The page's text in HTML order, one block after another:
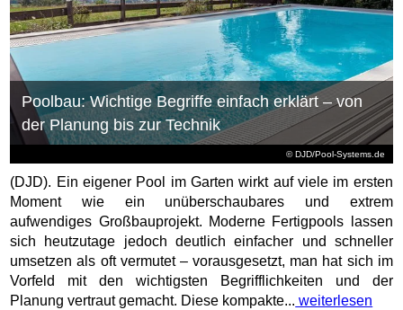
© DJD/Pool-Systems.de
Poolbau: Wichtige Begriffe einfach erklärt – von
der Planung bis zur Technik
(DJD). Ein eigener Pool im Garten wirkt auf viele im ersten
Moment wie ein unüberschaubares und extrem
aufwendiges Großbauprojekt. Moderne Fertigpools lassen
sich heutzutage jedoch deutlich einfacher und schneller
umsetzen als oft vermutet – vorausgesetzt, man hat sich im
Vorfeld mit den wichtigsten Begrifflichkeiten und der
Planung vertraut gemacht. Diese kompakte... weiterlesen